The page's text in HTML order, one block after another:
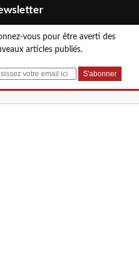
vous pour être averti des
articles publiés.